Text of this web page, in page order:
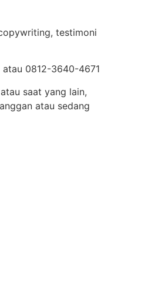
testimoni
0812-3640-4671
saat yang lain,
atau sedang